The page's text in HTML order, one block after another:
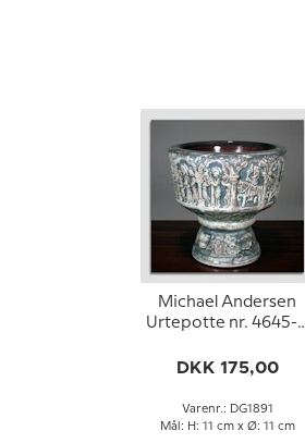
Michael Andersen
Urtepotte nr. 4645-
Åkirkeby Kirke på
DKK 175,00
Varenr.: DG1891
Mål: H: 11 cm x Ø: 11 cm